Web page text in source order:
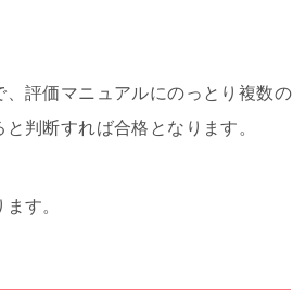
評価マニュアルにのっとり複数の
判断すれば合格となります。
す。